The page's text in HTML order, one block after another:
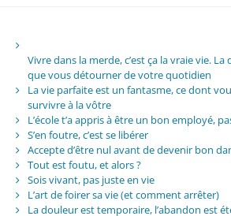
Vivre dans la merde, c’est ça la vraie vie.
que vous détourner de votre quotidien
La vie parfaite est un fantasme, ce dont
survivre à la vôtre
L’école t’a appris à être un bon employé,
S’en foutre, c’est se libérer
Accepte d’être nul avant de devenir bon
Tout est foutu, et alors ?
Sois vivant, pas juste en vie
L’art de foirer sa vie (et comment arrêter)
La douleur est temporaire, l’abandon est